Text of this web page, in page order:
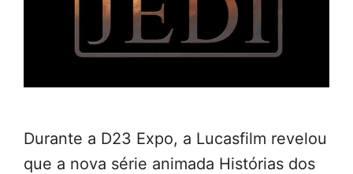
Durante a D23 Expo, a Lucasfilm revelou
que a nova série animada Histórias dos